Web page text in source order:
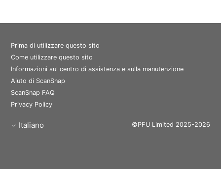
Prima di utilizzare questo sito
Come utilizzare questo sito
Informazioni sul centro di assistenza e sulla manutenzione
Aiuto di ScanSnap
ScanSnap FAQ
Privacy Policy
Italiano ©PFU Limited 2025-2026